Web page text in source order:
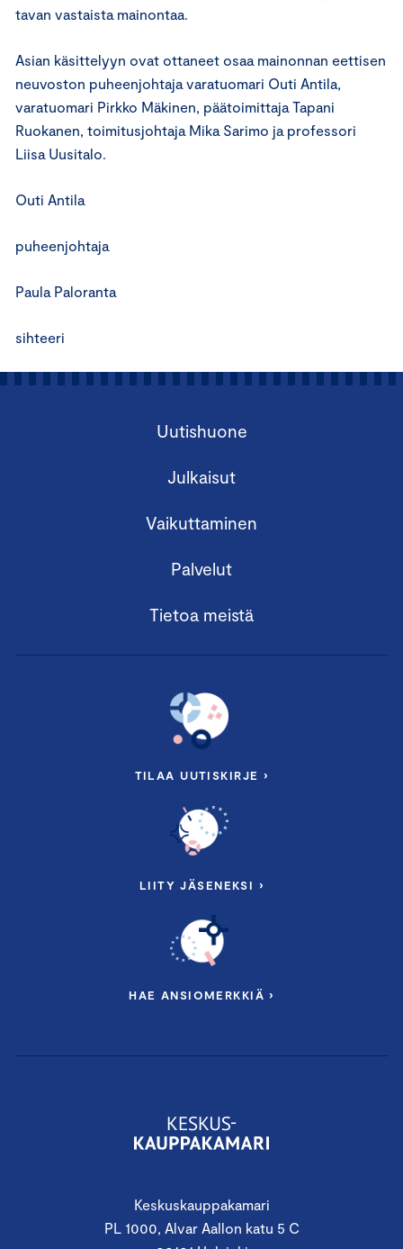
tavan vastaista mainontaa.
Asian käsittelyyn ovat ottaneet osaa mainonnan eettisen
neuvoston puheenjohtaja varatuomari Outi Antila,
varatuomari Pirkko Mäkinen, päätoimittaja Tapani
Ruokanen, toimitusjohtaja Mika Sarimo ja professori
Liisa Uusitalo.
Outi Antila
puheenjohtaja
Paula Paloranta
sihteeri
Keskuskauppakamari
PL 1000, Alvar Aallon katu 5 C
Uutishuone
Julkaisut
Vaikuttaminen
Palvelut
Tietoa meistä
TILAA UUTISKIRJE ›
LIITY JÄSENEKSI ›
HAE ANSIOMERKKIÄ ›